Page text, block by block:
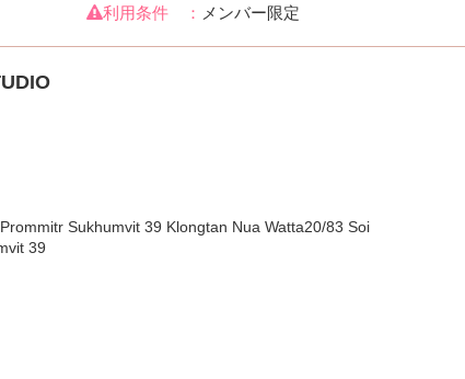
利用条件 ： メンバー限定
Sukhumvit 39 Klongtan Nua Watta20/83 Soi
39